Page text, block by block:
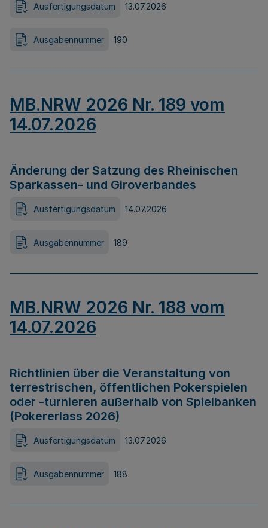
Ausfertigungsdatum 13.07.2026
Ausgabennummer 190
MB.NRW 2026 Nr. 189 vom
14.07.2026
Änderung der Satzung des Rheinischen
Sparkassen- und Giroverbandes
Ausfertigungsdatum 14.07.2026
Ausgabennummer 189
MB.NRW 2026 Nr. 188 vom
14.07.2026
Richtlinien über die Veranstaltung von
terrestrischen, öffentlichen Pokerspielen
oder -turnieren außerhalb von Spielbanken
(Pokererlass 2026)
Ausfertigungsdatum 13.07.2026
Ausgabennummer 188